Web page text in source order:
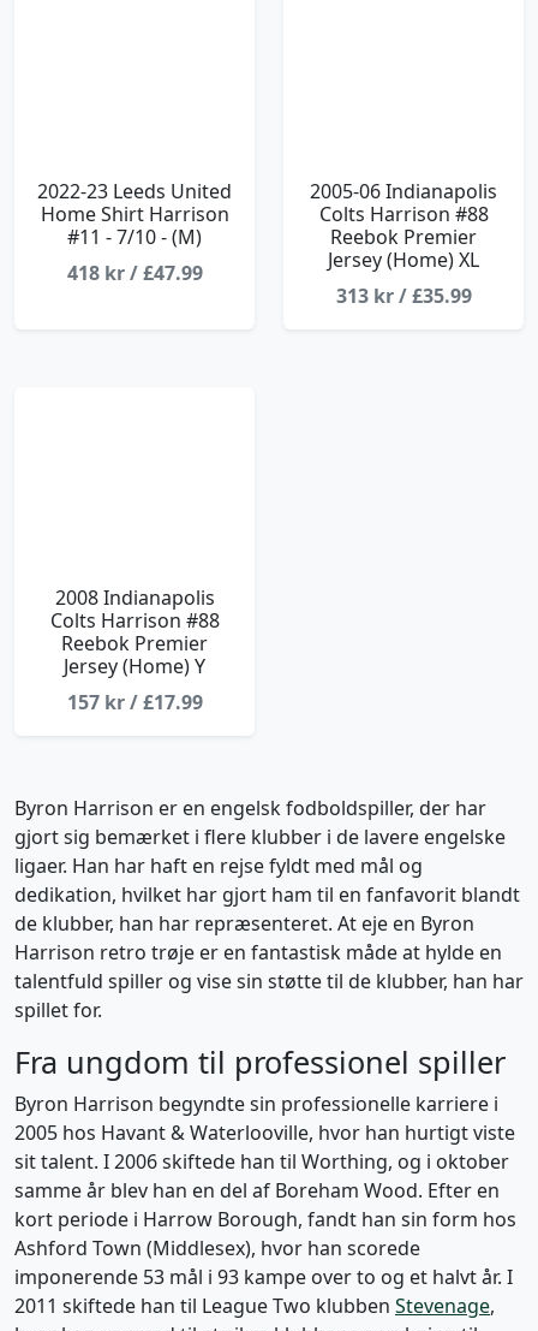
2022-23 Leeds United
Home Shirt Harrison
#11 - 7/10 - (M)
418 kr / £47.99
2005-06 Indianapolis
Colts Harrison #88
Reebok Premier
Jersey (Home) XL
313 kr / £35.99
2008 Indianapolis
Colts Harrison #88
Reebok Premier
Jersey (Home) Y
157 kr / £17.99
Byron Harrison er en engelsk fodboldspiller, der har
gjort sig bemærket i flere klubber i de lavere engelske
ligaer. Han har haft en rejse fyldt med mål og
dedikation, hvilket har gjort ham til en fanfavorit blandt
de klubber, han har repræsenteret. At eje en Byron
Harrison retro trøje er en fantastisk måde at hylde en
talentfuld spiller og vise sin støtte til de klubber, han har
spillet for.
Fra ungdom til professionel spiller
Byron Harrison begyndte sin professionelle karriere i
2005 hos Havant & Waterlooville, hvor han hurtigt viste
sit talent. I 2006 skiftede han til Worthing, og i oktober
samme år blev han en del af Boreham Wood. Efter en
kort periode i Harrow Borough, fandt han sin form hos
Ashford Town (Middlesex), hvor han scorede
imponerende 53 mål i 93 kampe over to og et halvt år. I
2011 skiftede han til League Two klubben Stevenage,